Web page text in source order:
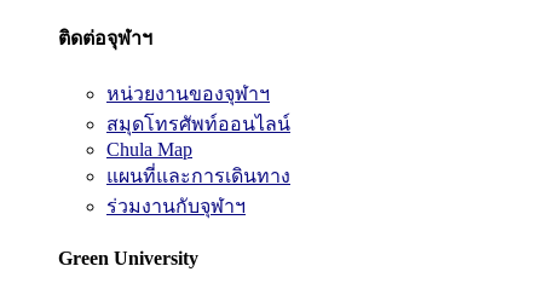
ติดต่อจุฬาฯ
หน่วยงานของจุฬาฯ
สมุดโทรศัพท์ออนไลน์
Chula Map
แผนที่และการเดินทาง
ร่วมงานกับจุฬาฯ
Green University